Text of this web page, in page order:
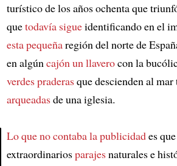
turístico de los años ochenta que
quetodavía sigueidentificando en el
esta pequeñaregión del norte de
en algúncajón un llaverocon la
verdes praderasque descienden al mar
arqueadasde una iglesia.
Lo que no contaba la publicidades
extraordinariosparajesnaturales e